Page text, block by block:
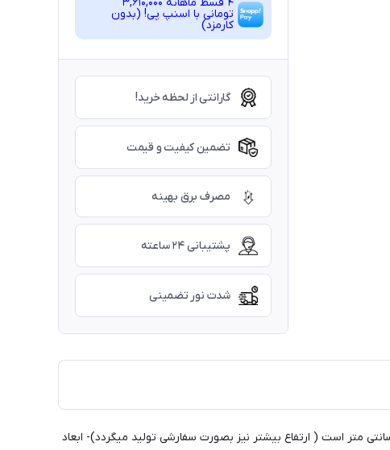
تومانی با اسنپ ‌پی! (بدون
کارمزد)
گارانتی از لحظه خرید!
تضمین کیفیت و قیمت
مصرف برق بهینه
پشتیبانی ۲۴ ساعته
شدت نور تضمینی
نو این نوع محصول را با هر شکل مورد درخواست مشتری و با هر سایز تولید می کند- ارتفاع محصول : ارتفاع قابل تنظیم از 40 الی 60 سانتی متر است ( ارتفاع بیشتر نیز بصورت سفارشی تولید میگردد)- ابعاد